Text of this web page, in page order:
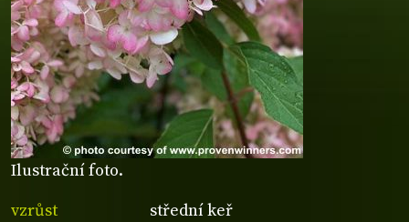
Ilustrační foto.
vzrůst
střední keř